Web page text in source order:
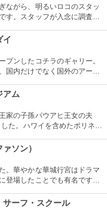
ながら、明るいロコのスタッ
す。スタッフが入念に調査す
“卒業”時の達成感は一緒の思い
イ
プンしたコチラのギャリー。
国内だけでなく国外のアーテ
美術の流れを感じる事が出来
の評価も。
アム
家の子孫パウアヒ王女の夫
た。ハワイを含めたポリネシ
ごたえあります。
ソン）
。華やかな華城行宮はドラマ
登場したことでも有名です。
ますが、専用の列車で回るこ
ーフ・スクール